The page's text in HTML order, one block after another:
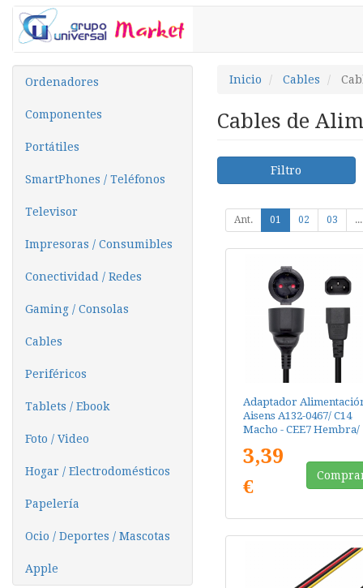
Ordenadores
Componentes
Portátiles
SmartPhones / Teléfonos
Televisor
Impresoras / Consumibles
Conectividad / Redes
Gaming / Consolas
Cables
Periféricos
Tablets / Ebook
Foto / Video
Hogar / Electrodomésticos
Papelería
Ocio / Deportes / Mascotas
Apple
Inicio Cables
Cables de
Filtro
Ant. 01 02 03 ...
Adaptador
Aisens A132-0467/ C14
Macho - CEE7 Hembra/
3,39
€